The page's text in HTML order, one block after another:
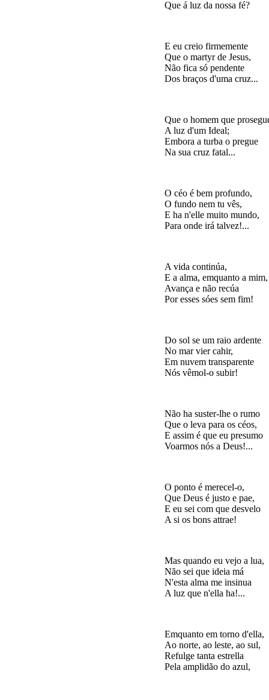
E eu creio firmemente
Que o martyr de Jesus,
Não fica só pendente
Que o homem que
A luz d'um Ideal;
Embora a turba o pregue
O céo é bem profundo,
O fundo nem tu vês,
E ha n'elle muito mundo,
A vida continúa,
E a alma, emquanto a mim,
Avança e não recúa
Do sol se um raio ardente
No mar vier cahir,
Em nuvem transparente
Não ha suster-lhe o rumo
Que o leva para os céos,
E assim é que eu presumo
O ponto é merecel-o,
Que Deus é justo e pae,
E eu sei com que desvelo
Mas quando eu vejo a lua,
Não sei que ideia má
N'esta alma me insinua
Emquanto em torno d'ella,
Ao norte, ao leste, ao sul,
Refulge tanta estrella